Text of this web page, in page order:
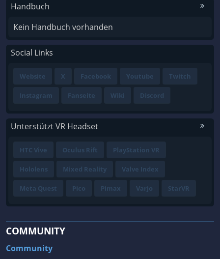
Handbuch
Kein Handbuch vorhanden
Social Links
Website X Facebook Youtube Twitch
Instagram Fanseite Wiki Discord
Unterstützt VR Headset
HTC Vive Oculus Rift PlayStation VR
Hololens Mixed Reality Valve Index
Meta Quest Pico Pimax Varjo StarVR
COMMUNITY
Community